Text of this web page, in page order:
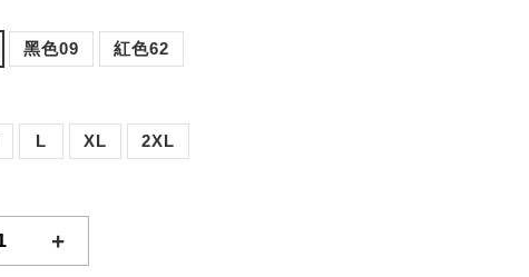
黑色09 紅色62
L XL 2XL
+